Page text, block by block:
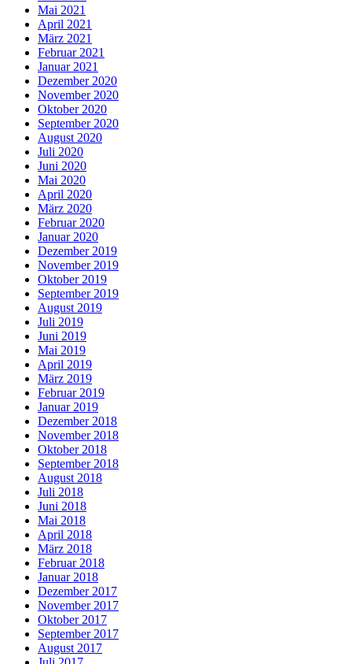
Mai 2021
April 2021
März 2021
Februar 2021
Januar 2021
Dezember 2020
November 2020
Oktober 2020
September 2020
August 2020
Juli 2020
Juni 2020
Mai 2020
April 2020
März 2020
Februar 2020
Januar 2020
Dezember 2019
November 2019
Oktober 2019
September 2019
August 2019
Juli 2019
Juni 2019
Mai 2019
April 2019
März 2019
Februar 2019
Januar 2019
Dezember 2018
November 2018
Oktober 2018
September 2018
August 2018
Juli 2018
Juni 2018
Mai 2018
April 2018
März 2018
Februar 2018
Januar 2018
Dezember 2017
November 2017
Oktober 2017
September 2017
August 2017